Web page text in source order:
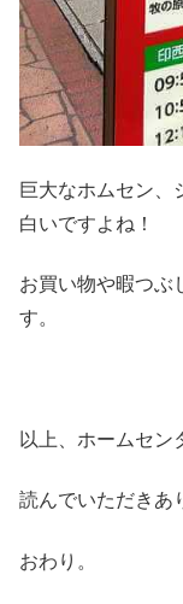
巨大なホムセン、
白いですよね！
お買い物や暇つぶ
す。
以上、ホームセン
読んでいただきあ
おわり。